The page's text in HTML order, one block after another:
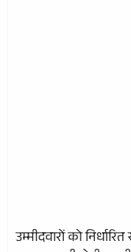
उम्मीदवारों को